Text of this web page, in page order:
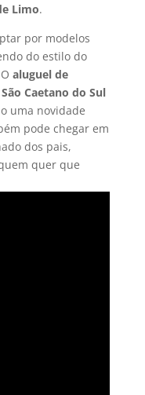
Limo.
por modelos
do estilo do
aluguel de
São Caetano do Sul
uma novidade
pode chegar em
dos pais,
quer que